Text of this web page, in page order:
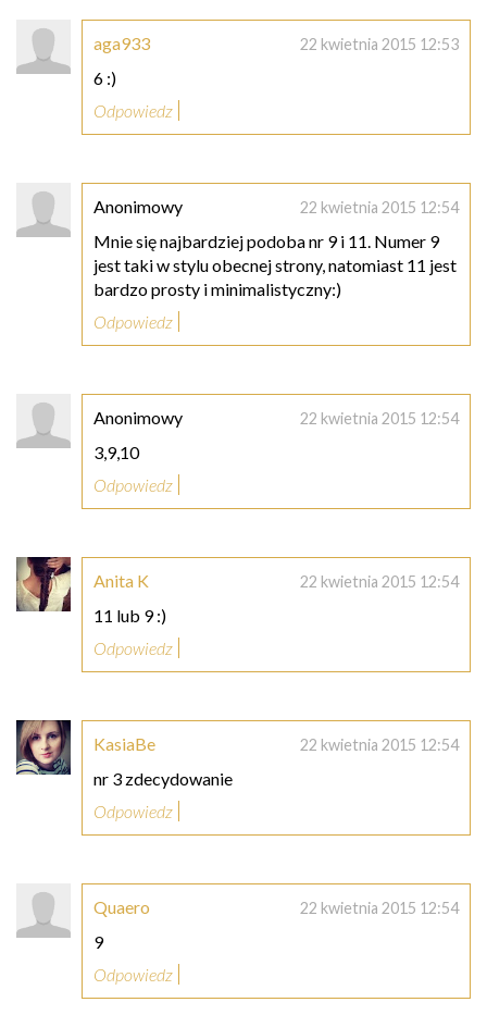
aga933 22 kwietnia 2015 12:53
6 :)
Odpowiedz
Anonimowy 22 kwietnia 2015 12:54
Mnie się najbardziej podoba nr 9 i 11. Numer 9
jest taki w stylu obecnej strony, natomiast 11 jest
bardzo prosty i minimalistyczny:)
Odpowiedz
Anonimowy 22 kwietnia 2015 12:54
3,9,10
Odpowiedz
Anita K 22 kwietnia 2015 12:54
11 lub 9 :)
Odpowiedz
KasiaBe 22 kwietnia 2015 12:54
nr 3 zdecydowanie
Odpowiedz
Quaero 22 kwietnia 2015 12:54
9
Odpowiedz